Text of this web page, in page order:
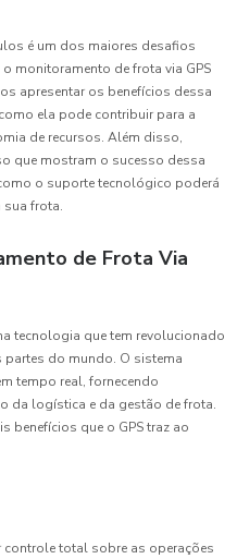
é um dos maiores desafios
monitoramento de frota via GPS
apresentar os benefícios dessa
ela pode contribuir para a
de recursos. Além disso,
que mostram o sucesso dessa
o suporte tecnológico poderá
sua frota.
de Frota Via
tecnologia que tem revolucionado
partes do mundo. O sistema
tempo real, fornecendo
da logística e da gestão de frota.
benefícios que o GPS traz ao
controle total sobre as operações